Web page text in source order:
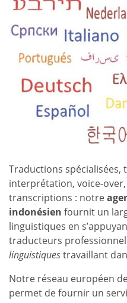
Traductions spécialisées,
interprétation, voice-
transcriptions : notre
indonésien fournit un
linguistiques en
traducteurs
linguistiquestravaillant
Notre réseau européen
permet de fournir un